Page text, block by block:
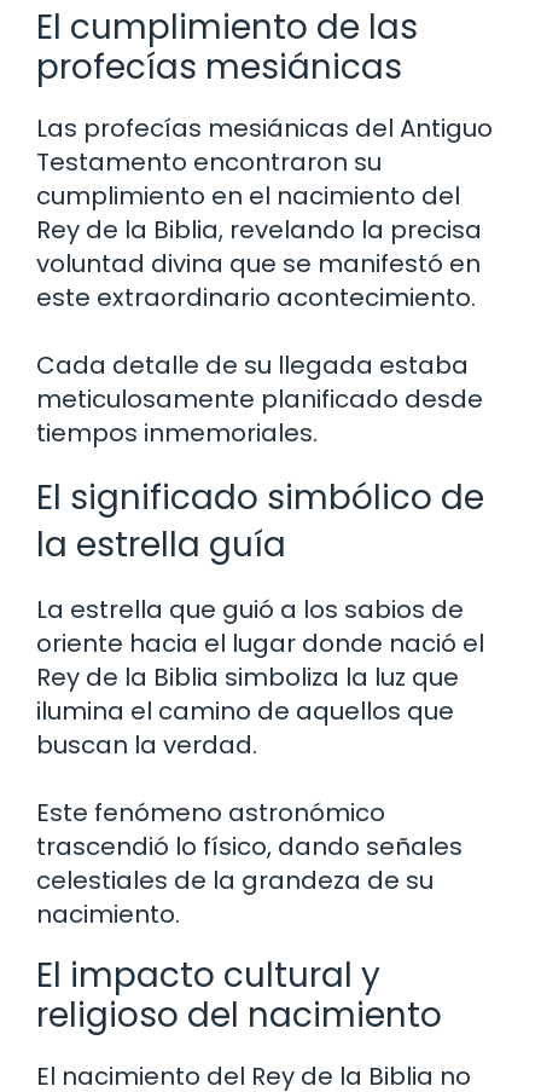
El cumplimiento de las
profecías mesiánicas
Las profecías mesiánicas del Antiguo
Testamento encontraron su
cumplimiento en el nacimiento del
Rey de la Biblia, revelando la precisa
voluntad divina que se manifestó en
este extraordinario acontecimiento.
Cada detalle de su llegada estaba
meticulosamente planificado desde
tiempos inmemoriales.
El significado simbólico de
la estrella guía
La estrella que guió a los sabios de
oriente hacia el lugar donde nació el
Rey de la Biblia simboliza la luz que
ilumina el camino de aquellos que
buscan la verdad.
Este fenómeno astronómico
trascendió lo físico, dando señales
celestiales de la grandeza de su
nacimiento.
El impacto cultural y
religioso del nacimiento
El nacimiento del Rey de la Biblia no